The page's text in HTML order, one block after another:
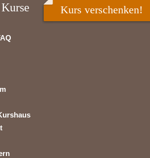
Kurs verschenken!